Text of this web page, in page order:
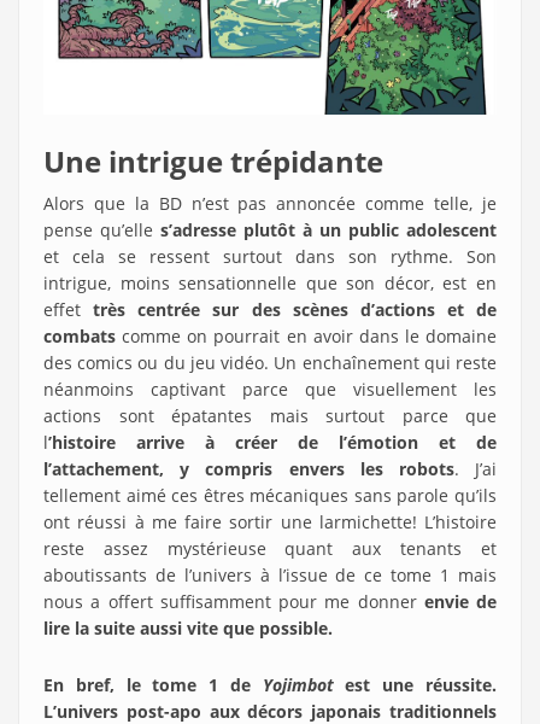
Une intrigue trépidante
Alors que la BD n’est pas annoncée comme telle, je
pense qu’elle s’adresse plutôt à un public adolescent
et cela se ressent surtout dans son rythme. Son
intrigue, moins sensationnelle que son décor, est en
effettrès centrée sur des scènes d’actions et de
combats comme on pourrait en avoir dans le domaine
des comics ou du jeu vidéo. Un enchaînement qui reste
néanmoins captivant parce que visuellement les
actions sont épatantes mais surtout parce que
l’histoire arrive à créer de l’émotion et de
l’attachement, y compris envers les robots. J’ai
tellement aimé ces êtres mécaniques sans parole qu’ils
ont réussi à me faire sortir une larmichette! L’histoire
reste assez mystérieuse quant aux tenants et
aboutissants de l’univers à l’issue de ce tome 1 mais
nous a offert suffisamment pour me donner envie de
lire la suite aussi vite que possible.
En bref, le tome 1 de Yojimbotest une réussite.
L’univers post-apo aux décors japonais traditionnels